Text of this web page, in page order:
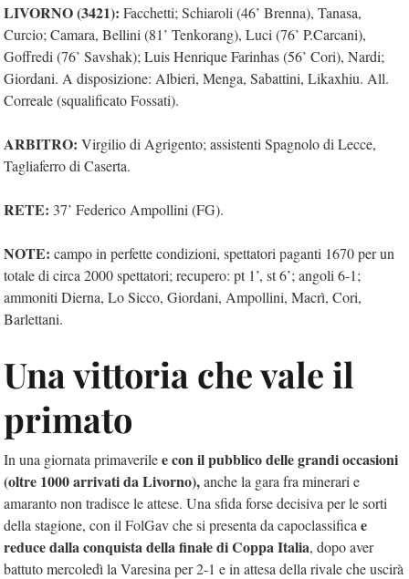
LIVORNO (3421): Facchetti; Schiaroli (46’ Brenna), Tanasa,
Curcio; Camara, Bellini (81’ Tenkorang), Luci (76’ P.Carcani),
Goffredi (76’ Savshak); Luis Henrique Farinhas (56’ Cori), Nardi;
Giordani. A disposizione: Albieri, Menga, Sabattini, Likaxhiu. All.
Correale (squalificato Fossati).
ARBITRO: Virgilio di Agrigento; assistenti Spagnolo di Lecce,
Tagliaferro di Caserta.
RETE: 37’ Federico Ampollini (FG).
NOTE: campo in perfette condizioni, spettatori paganti 1670 per un
totale di circa 2000 spettatori; recupero: pt 1’, st 6’; angoli 6-1;
ammoniti Dierna, Lo Sicco, Giordani, Ampollini, Macrì, Cori,
Barlettani.
Una vittoria che vale il
primato
In una giornata primaverilee con il pubblico delle grandi occasioni
(oltre 1000 arrivati da Livorno),anche la gara fra minerari e
amaranto non tradisce le attese. Una sfida forse decisiva per le sorti
della stagione, con il FolGav che si presenta da capoclassifica e
reduce dalla conquista della finale di Coppa Italia, dopo aver
battuto mercoledì la Varesina per 2-1 e in attesa della rivale che uscirà